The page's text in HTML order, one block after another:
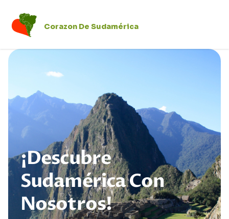
Corazon De Sudamérica
¡Descubre
Sudamérica Con
Nosotros!